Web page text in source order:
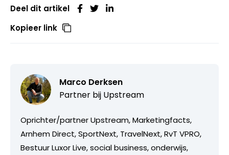
Deel dit artikel
Kopieer link
Marco Derksen
Partner bij Upstream
Oprichter/partner Upstream, Marketingfacts,
Arnhem Direct, SportNext, TravelNext, RvT VPRO,
Bestuur Luxor Live, social business, onderwijs,